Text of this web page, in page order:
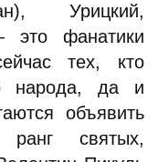
Урицкий,
это фанатики
тех, кто
народа, да и
объявить
святых,